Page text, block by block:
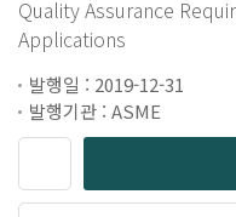
Quality Assurance
Applications
발행일 : 2019-12-31
발행기관 : ASME